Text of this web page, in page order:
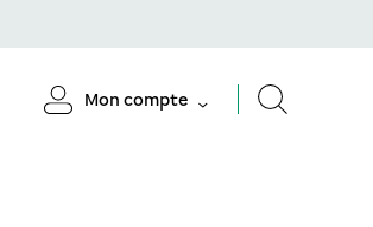
Mon compte